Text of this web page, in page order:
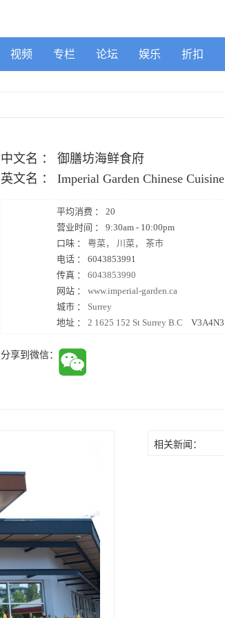
视频 专栏 论坛 娱乐 折扣
中文名 ：
御膳坊海鲜食府
英文名 ：
Imperial Garden Chinese Cuisine
平均消费 ： 20
营业时间 ： 9:30am - 10:00pm
口味 ： 粤菜， 川菜， 茶市
电话 ： 6043853991
传真 ： 6043853990
网站 ： www.imperial-garden.ca
城市 ： Surrey
地址 ： 2 1625 152 St Surrey B.C V3A4N3
分享到微信：
相关新闻：